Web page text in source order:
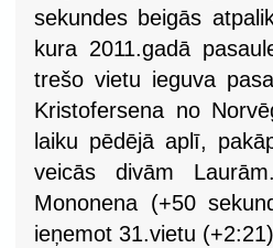
sekundes beigās
kura 2011.gadā
trešo vietu ieguva
Kristofersena no
laiku pēdējā aplī,
veicās divām
Mononena (+50
ieņemot 31.vietu